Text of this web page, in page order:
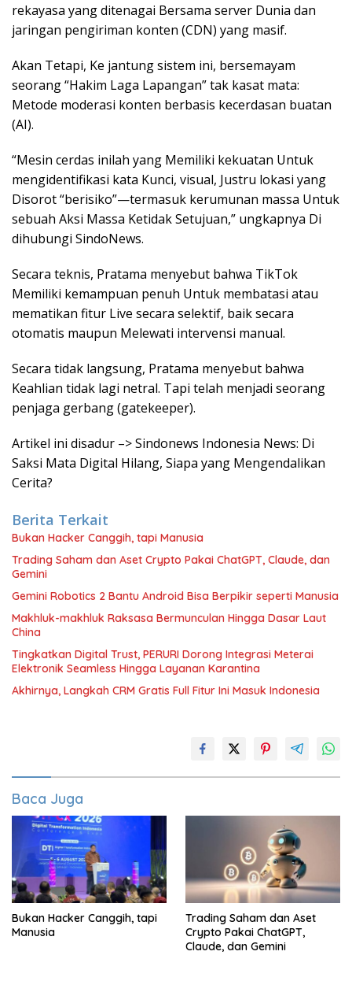
rekayasa yang ditenagai Bersama server Dunia dan
jaringan pengiriman konten (CDN) yang masif.
Akan Tetapi, Ke jantung sistem ini, bersemayam
seorang “Hakim Laga Lapangan” tak kasat mata:
Metode moderasi konten berbasis kecerdasan buatan
(AI).
“Mesin cerdas inilah yang Memiliki kekuatan Untuk
mengidentifikasi kata Kunci, visual, Justru lokasi yang
Disorot “berisiko”—termasuk kerumunan massa Untuk
sebuah Aksi Massa Ketidak Setujuan,” ungkapnya Di
dihubungi SindoNews.
Secara teknis, Pratama menyebut bahwa TikTok
Memiliki kemampuan penuh Untuk membatasi atau
mematikan fitur Live secara selektif, baik secara
otomatis maupun Melewati intervensi manual.
Secara tidak langsung, Pratama menyebut bahwa
Keahlian tidak lagi netral. Tapi telah menjadi seorang
penjaga gerbang (gatekeeper).
Artikel ini disadur –> Sindonews Indonesia News: Di
Saksi Mata Digital Hilang, Siapa yang Mengendalikan
Cerita?
Berita Terkait
Bukan Hacker Canggih, tapi Manusia
Trading Saham dan Aset Crypto Pakai ChatGPT, Claude, dan
Gemini
Gemini Robotics 2 Bantu Android Bisa Berpikir seperti Manusia
Makhluk-makhluk Raksasa Bermunculan Hingga Dasar Laut
China
Tingkatkan Digital Trust, PERURI Dorong Integrasi Meterai
Elektronik Seamless Hingga Layanan Karantina
Akhirnya, Langkah CRM Gratis Full Fitur Ini Masuk Indonesia
Baca Juga
Bukan Hacker Canggih, tapi
Manusia
Trading Saham dan Aset
Crypto Pakai ChatGPT,
Claude, dan Gemini